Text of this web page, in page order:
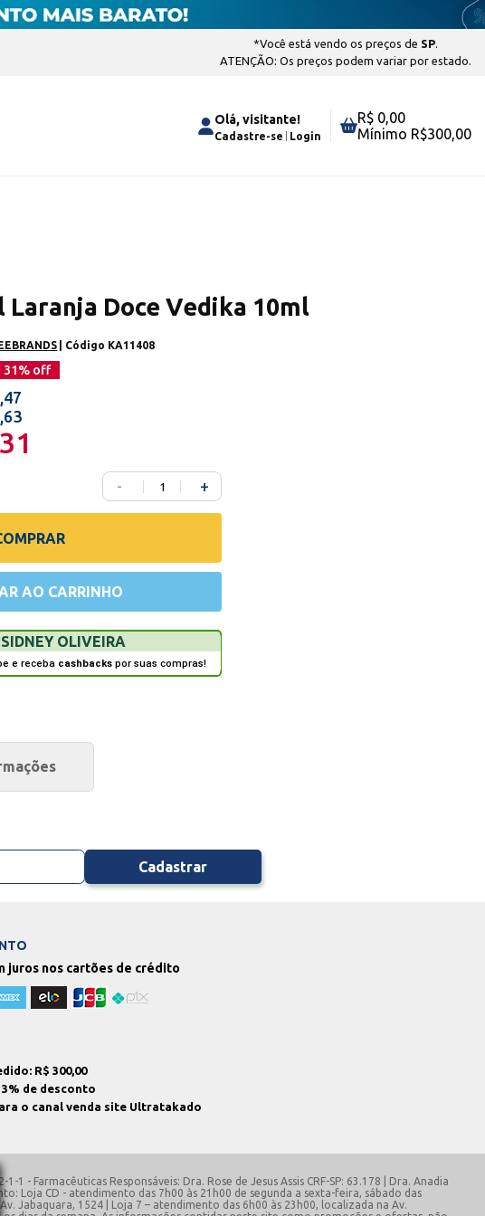
*Você está vendo os preços de SP.
ATENÇÃO: Os preços podem variar por estado.
Olá, visitante!
Cadastre-se Login
R$ 0,00
Mínimo R$300,00
Laranja Doce Vedika 10ml
| Código KA11408
31% off
- +
AO CARRINHO
SIDNEY OLIVEIRA
e receba cashbacks por suas compras!
Cadastrar
juros nos cartões de crédito
R$ 300,00
de desconto
o canal venda site Ultratakado
1 - Farmacêuticas Responsáveis: Dra. Rose de Jesus Assis CRF-SP: 63.178 | Dra. Anadia
Loja CD - atendimento das 7h00 às 21h00 de segunda a sexta-feira, sábado das
Jabaquara, 1524 | Loja 7 – atendimento das 6h00 às 23h00, localizada na Av.